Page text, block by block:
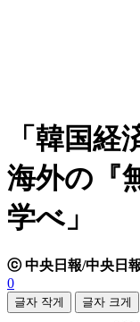
「韓国
海外の『
学べ」
ⓒ 中央日報/中央日
0
글자 작게 글자 크게